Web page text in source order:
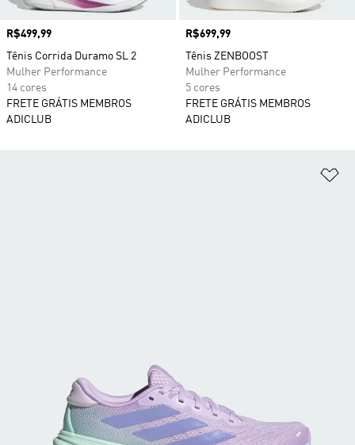
Preço
R$499,99
Tênis Corrida Duramo SL 2
Mulher Performance
14 cores
FRETE GRÁTIS MEMBROS
ADICLUB
Preço
R$699,99
Tênis ZENBOOST
Mulher Performance
5 cores
FRETE GRÁTIS MEMBROS
ADICLUB